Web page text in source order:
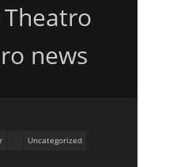
news
Uncategorized